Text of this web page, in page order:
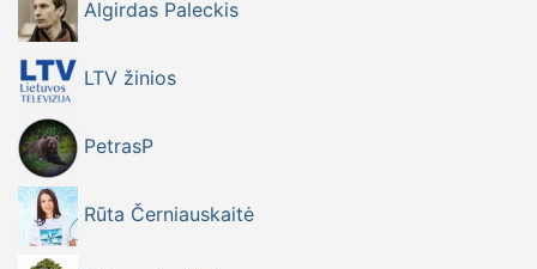
Algirdas Paleckis
LTV žinios
PetrasP
Rūta Černiauskaitė